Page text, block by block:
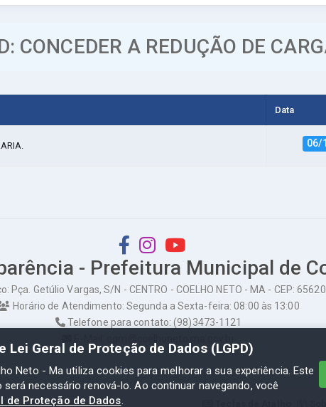
A REDUÇÃO DE
Data
06/
- Prefeitura Municipal de
Pça. Getúlio Vargas, S/N - CENTRO - COELHO NETO - MA - CEP:
Horário de Atendimento: Segunda a Sexta-feira: 08:00 às 13:00
Telefone para contato: (98)3473-1121
Ma
Geral de Proteção de Dados (LGPD)
Neto - Ma utiliza cookies para melhorar a sua experiência. Este
necessário renová-lo. Ao continuar navegando, você
de Proteção de Dados.